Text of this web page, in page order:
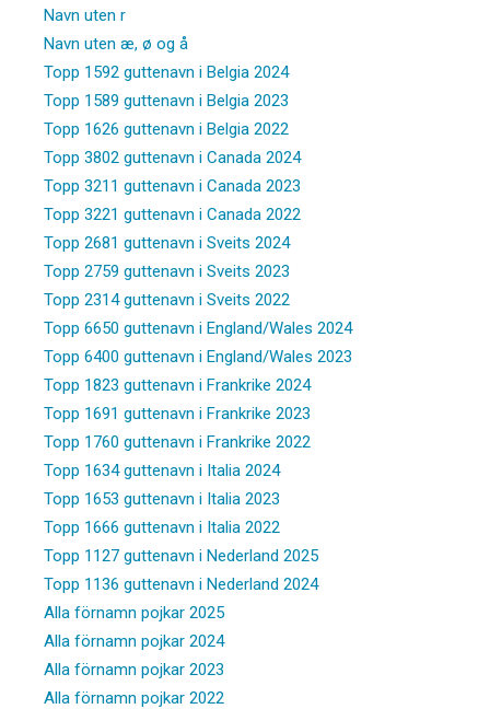
Navn uten r
Navn uten æ, ø og å
Topp 1592 guttenavn i Belgia 2024
Topp 1589 guttenavn i Belgia 2023
Topp 1626 guttenavn i Belgia 2022
Topp 3802 guttenavn i Canada 2024
Topp 3211 guttenavn i Canada 2023
Topp 3221 guttenavn i Canada 2022
Topp 2681 guttenavn i Sveits 2024
Topp 2759 guttenavn i Sveits 2023
Topp 2314 guttenavn i Sveits 2022
Topp 6650 guttenavn i England/Wales 2024
Topp 6400 guttenavn i England/Wales 2023
Topp 1823 guttenavn i Frankrike 2024
Topp 1691 guttenavn i Frankrike 2023
Topp 1760 guttenavn i Frankrike 2022
Topp 1634 guttenavn i Italia 2024
Topp 1653 guttenavn i Italia 2023
Topp 1666 guttenavn i Italia 2022
Topp 1127 guttenavn i Nederland 2025
Topp 1136 guttenavn i Nederland 2024
Alla förnamn pojkar 2025
Alla förnamn pojkar 2024
Alla förnamn pojkar 2023
Alla förnamn pojkar 2022